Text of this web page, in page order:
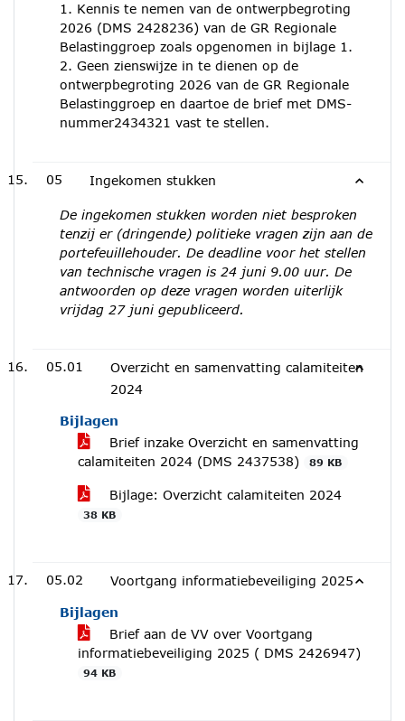
1. Kennis te nemen van de ontwerpbegroting
2026 (DMS 2428236) van de GR Regionale
Belastinggroep zoals opgenomen in bijlage 1.
2. Geen zienswijze in te dienen op de
ontwerpbegroting 2026 van de GR Regionale
Belastinggroep en daartoe de brief met DMS-
nummer2434321 vast te stellen.
05 Ingekomen stukken
De ingekomen stukken worden niet besproken
tenzij er (dringende) politieke vragen zijn aan de
portefeuillehouder. De deadline voor het stellen
van technische vragen is 24 juni 9.00 uur. De
antwoorden op deze vragen worden uiterlijk
vrijdag 27 juni gepubliceerd.
05.01
Overzicht en samenvatting calamiteiten
2024
Bijlagen
Brief inzake Overzicht en samenvatting
calamiteiten 2024 (DMS 2437538)
89 KB
Bijlage: Overzicht calamiteiten 2024
38 KB
05.02 Voortgang informatiebeveiliging 2025
Bijlagen
Brief aan de VV over Voortgang
informatiebeveiliging 2025 ( DMS 2426947)
94 KB